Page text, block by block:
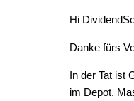
Hi
Danke fürs
In der Tat ist
im Depot.